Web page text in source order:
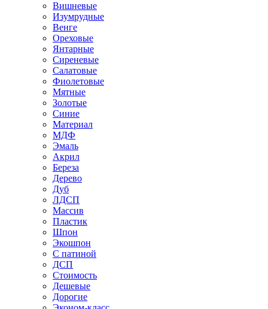
Вишневые
Изумрудные
Венге
Ореховые
Янтарные
Сиреневые
Салатовые
Фиолетовые
Мятные
Золотые
Синие
Материал
МДФ
Эмаль
Акрил
Береза
Дерево
Дуб
ЛДСП
Массив
Пластик
Шпон
Экошпон
С патиной
ДСП
Стоимость
Дешевые
Дорогие